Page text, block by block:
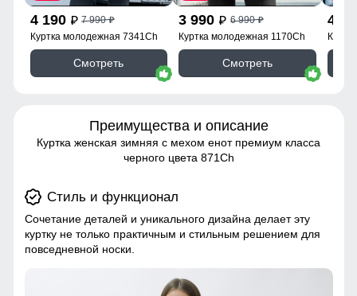
4 190 p 7 990p
Куртка молодежная 7341Ch
Смотреть
3 990 p 6 990p
Куртка молодежная 1170Ch
Смотреть
4
Преимущества и описание
Куртка женская зимняя с мехом енот премиум класса
черного цвета 871Ch
Стиль и функционал
Сочетание деталей и уникального дизайна делает эту
куртку не только практичным и стильным решением для
повседневной носки.